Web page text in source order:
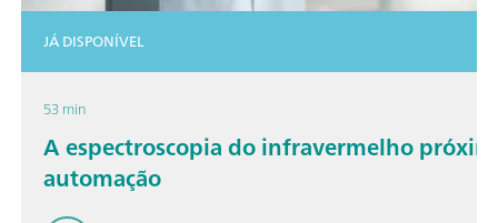
JÁ DISPONÍVEL
53 min
A espectroscopia do infravermelho
automação